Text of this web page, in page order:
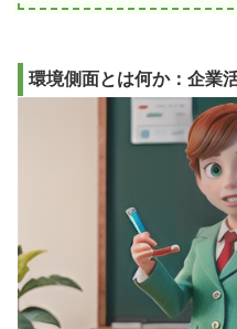
環境側面とは何か：企業